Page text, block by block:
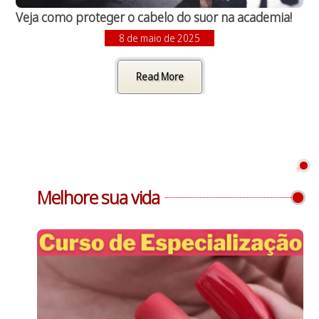
Veja como proteger o cabelo do suor na academia!
8 de maio de 2025
Read More
Melhore sua vida